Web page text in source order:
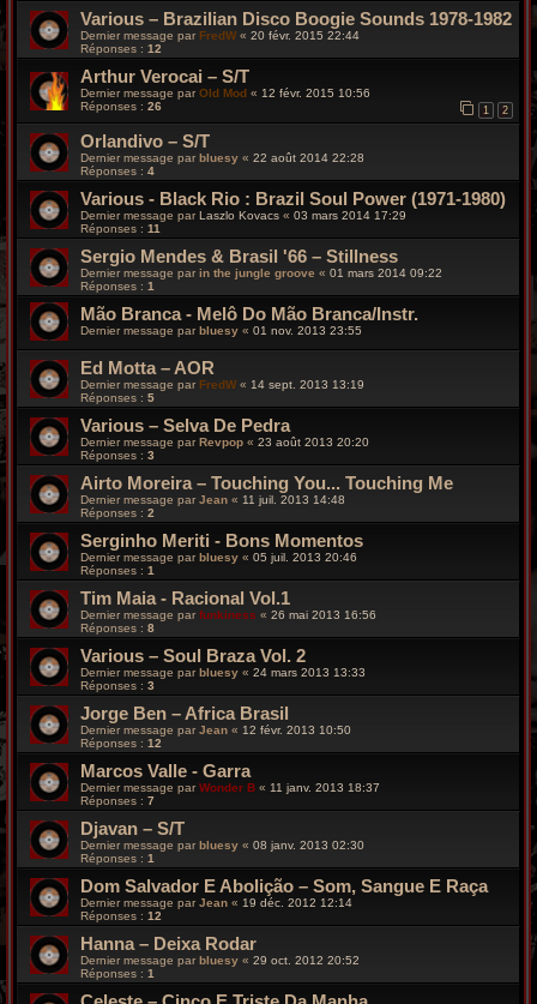
Various – Brazilian Disco Boogie Sounds 1978-1982
Dernier message par FredW « 20 févr. 2015 22:44
Réponses : 12
Arthur Verocai – S/T
Dernier message parOld Mod « 12 févr. 2015 10:56
Réponses : 26 1 2
Orlandivo – S/T
Dernier message par bluesy « 22 août 2014 22:28
Réponses : 4
Various - Black Rio : Brazil Soul Power (1971-1980)
Dernier message parLaszlo Kovacs « 03 mars 2014 17:29
Réponses : 11
Sergio Mendes & Brasil '66 – Stillness
Dernier message par in the jungle groove « 01 mars 2014 09:22
Réponses : 1
Mão Branca - Melô Do Mão Branca/Instr.
Dernier message parbluesy « 01 nov. 2013 23:55
Ed Motta – AOR
Dernier message par FredW « 14 sept. 2013 13:19
Réponses : 5
Various – Selva De Pedra
Dernier message parRevpop « 23 août 2013 20:20
Réponses : 3
Airto Moreira – Touching You... Touching Me
Dernier message par Jean « 11 juil. 2013 14:48
Réponses : 2
Serginho Meriti - Bons Momentos
Dernier message parbluesy « 05 juil. 2013 20:46
Réponses : 1
Tim Maia - Racional Vol.1
Dernier message par funkiness « 26 mai 2013 16:56
Réponses : 8
Various – Soul Braza Vol. 2
Dernier message parbluesy « 24 mars 2013 13:33
Réponses : 3
Jorge Ben – Africa Brasil
Dernier message par Jean « 12 févr. 2013 10:50
Réponses : 12
Marcos Valle - Garra
Dernier message parWonder B « 11 janv. 2013 18:37
Réponses : 7
Djavan – S/T
Dernier message par bluesy « 08 janv. 2013 02:30
Réponses : 1
Dom Salvador E Abolição – Som, Sangue E Raça
Dernier message parJean « 19 déc. 2012 12:14
Réponses : 12
Hanna – Deixa Rodar
Dernier message par bluesy « 29 oct. 2012 20:52
Réponses : 1